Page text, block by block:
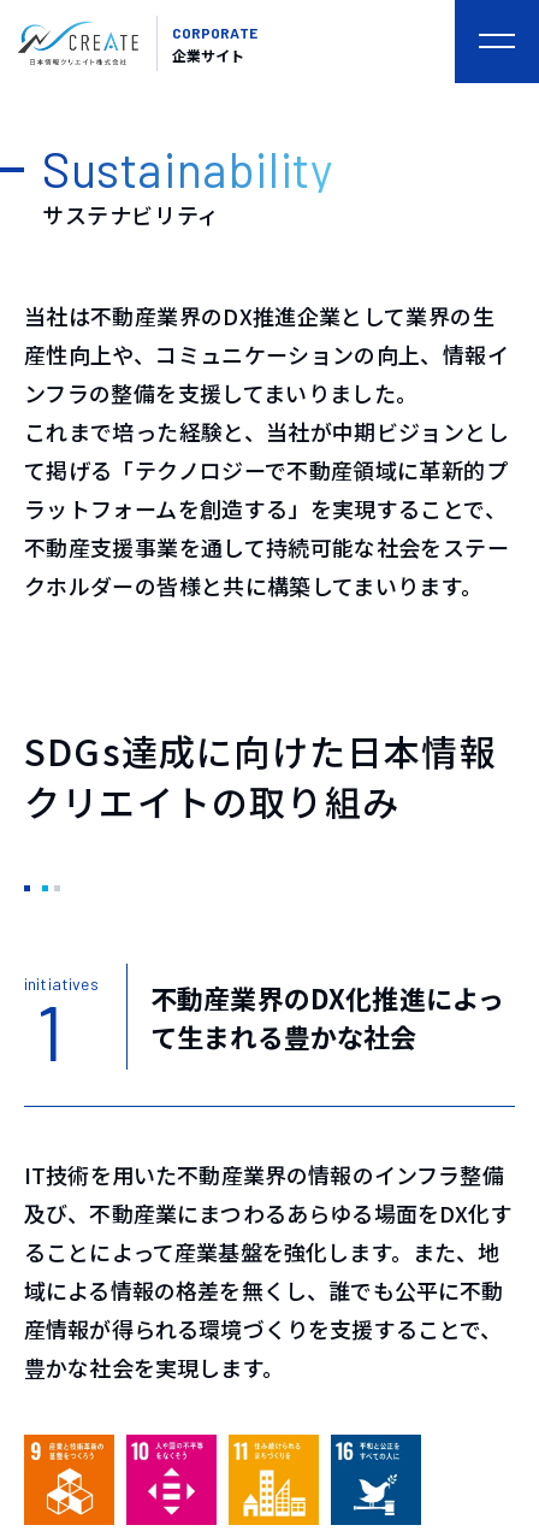
CORPORATE
企業サイト
Sustainability
サステナビリティ
当社は不動産業界のDX推進企業として業界の生
産性向上や、コミュニケーションの向上、情報イ
ンフラの整備を支援してまいりました。
これまで培った経験と、当社が中期ビジョンとし
て掲げる「テクノロジーで不動産領域に革新的プ
ラットフォームを創造する」を実現することで、
不動産支援事業を通して持続可能な社会をステー
クホルダーの皆様と共に構築してまいります。
SDGs達成に向けた日本情報
クリエイトの取り組み
initiatives
1
不動産業界のDX化推進によっ
て生まれる豊かな社会
IT技術を用いた不動産業界の情報のインフラ整備
及び、不動産業にまつわるあらゆる場面をDX化す
ることによって産業基盤を強化します。また、地
域による情報の格差を無くし、誰でも公平に不動
産情報が得られる環境づくりを支援することで、
豊かな社会を実現します。